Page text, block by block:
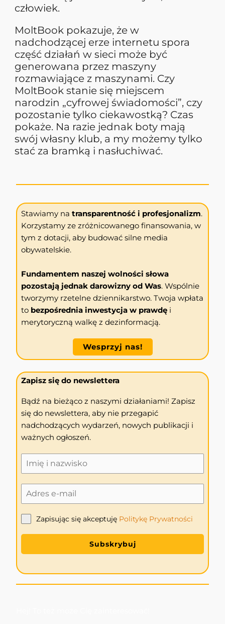
człowiek.
MoltBook pokazuje, że w
nadchodzącej erze internetu spora
część działań w sieci może być
generowana przez maszyny
rozmawiające z maszynami. Czy
MoltBook stanie się miejscem
narodzin „cyfrowej świadomości”, czy
pozostanie tylko ciekawostką? Czas
pokaże. Na razie jednak boty mają
swój własny klub, a my możemy tylko
stać za bramką i nasłuchiwać.
Stawiamy natransparentność i profesjonalizm.
Korzystamy ze zróżnicowanego finansowania, w
tym z dotacji, aby budować silne media
obywatelskie.
Fundamentem naszej wolności słowa
pozostają jednak darowizny od Was. Wspólnie
tworzymy rzetelne dziennikarstwo. Twoja wpłata
to bezpośrednia inwestycja w prawdę i
merytoryczną walkę z dezinformacją.
Wesprzyj nas!
Zapisz się do newslettera
Bądź na bieżąco z naszymi działaniami! Zapisz
się do newslettera, aby nie przegapić
nadchodzących wydarzeń, nowych publikacji i
ważnych ogłoszeń.
Zapisując się akceptuję Politykę Prywatności
Subskrybuj